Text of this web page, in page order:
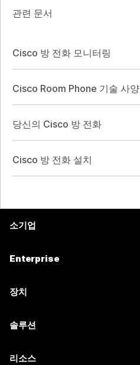
관련 문서
Cisco 방 전화 모니터링
Cisco Room Phone 기술 사양
당신의 Cisco 방 전화
Cisco 방 전화 설치
소기업
Enterprise
장치
솔루션
리소스